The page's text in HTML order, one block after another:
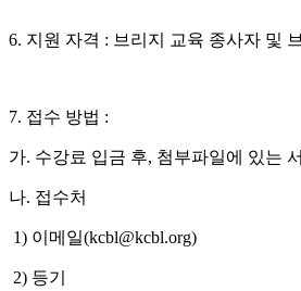
6. 지원 자격 : 브리지 교육 종사자 및
7. 접수 방법 :
가. 수강료 입금 후, 첨부파일에 있는
나. 접수처
1) 이메일(kcbl@kcbl.org)
2) 등기